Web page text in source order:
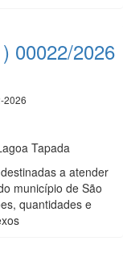
00022/2026
2026
Tapada
a atender
município de São
quantidades e